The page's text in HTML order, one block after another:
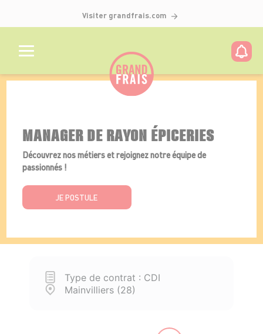
Visiter grandfrais.com
MANAGER DE RAYON ÉPICERIES
Découvrez nos métiers et rejoignez notre équipe de
passionnés !
JE POSTULE
Type de contrat : CDI
Mainvilliers (28)